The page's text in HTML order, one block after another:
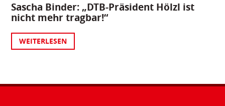
Sascha Binder: „DTB-Präsident Hölzl ist
nicht mehr tragbar!“
WEITERLESEN